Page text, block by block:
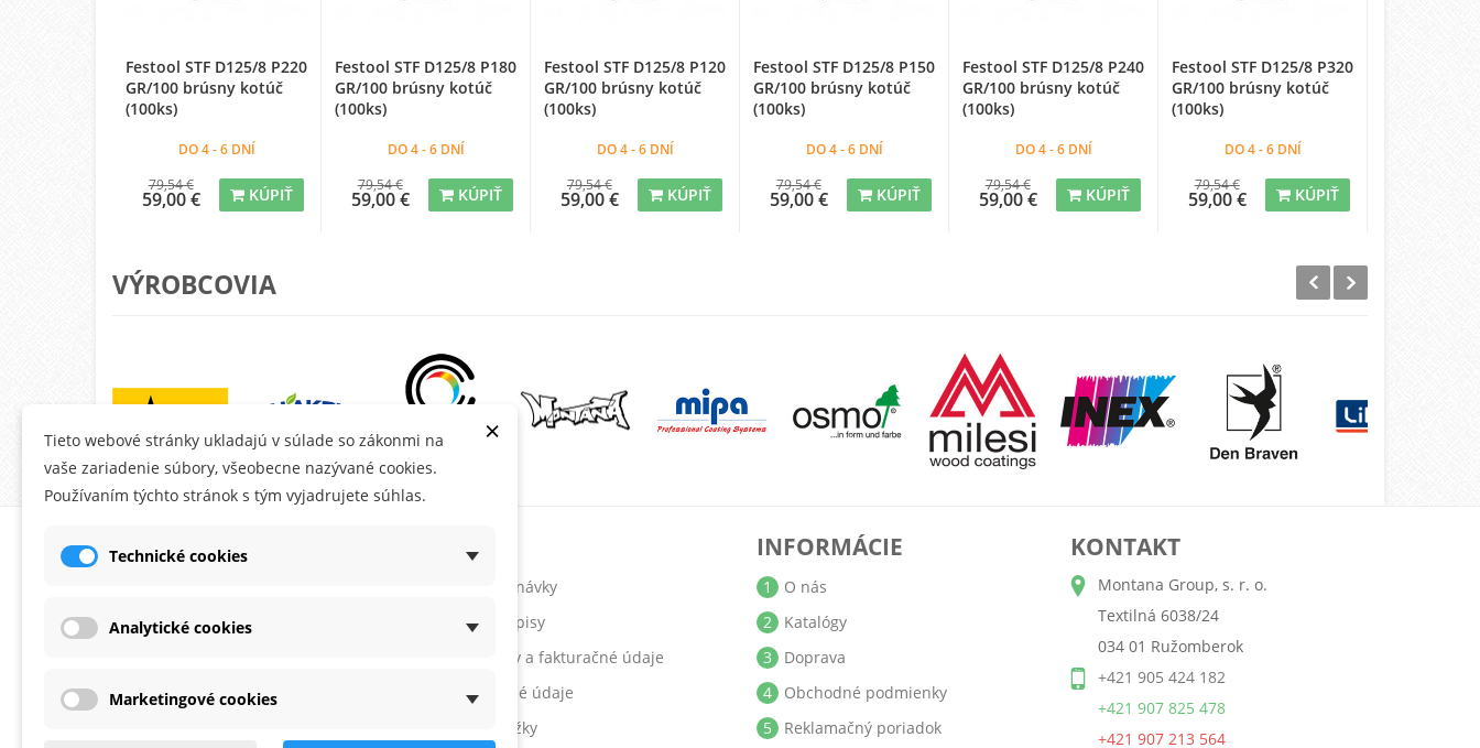
Festool STF D125/8 P220
GR/100 brúsny kotúč
(100ks)
DO 4 - 6 DNÍ
79,54 €
59,00 € KÚPIŤ
Festool STF D125/8 P180
GR/100 brúsny kotúč
(100ks)
DO 4 - 6 DNÍ
79,54 €
59,00 € KÚPIŤ
Festool STF D125/8 P120
GR/100 brúsny kotúč
(100ks)
DO 4 - 6 DNÍ
79,54 €
59,00 € KÚPIŤ
Festool STF D125/8 P150
GR/100 brúsny kotúč
(100ks)
DO 4 - 6 DNÍ
79,54 €
59,00 € KÚPIŤ
Festool STF D125/8 P240
GR/100 brúsny kotúč
(100ks)
DO 4 - 6 DNÍ
79,54 €
59,00 € KÚPIŤ
Festool STF D125/8 P320
GR/100 brúsny kotúč
(100ks)
DO 4 - 6 DNÍ
79,54 €
59,00 € KÚPIŤ
VÝROBCOVIA
O MONTANA.SK
Zaoberáme sa predajom fasádnych
ÚČET
Objednávky
Dobropisy
Adresy a fakturačné údaje
Osobné údaje
Poukážky
INFORMÁCIE
O nás
1
Katalógy
2
Doprava
3
Obchodné podmienky
4
Reklamačný poriadok
5
KONTAKT
Montana Group, s. r. o.
Textilná 6038/24
034 01 Ružomberok
+421 905 424 182
+421 907 825 478
+421 907 213 564
×
Tieto webové stránky ukladajú v súlade so zákonmi na
vaše zariadenie súbory, všeobecne nazývané cookies.
Používaním týchto stránok s tým vyjadrujete súhlas.
Technické cookies
Analytické cookies
Marketingové cookies